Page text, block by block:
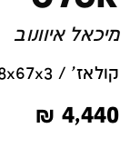
מיכאל איוונוב
קולאז' / 118x67x3 ס''מ
4,440
₪